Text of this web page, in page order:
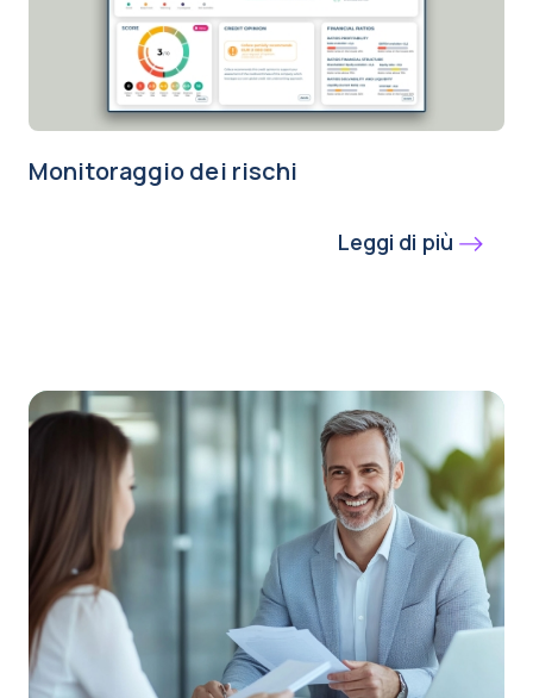
Monitoraggio dei rischi
Leggi di più